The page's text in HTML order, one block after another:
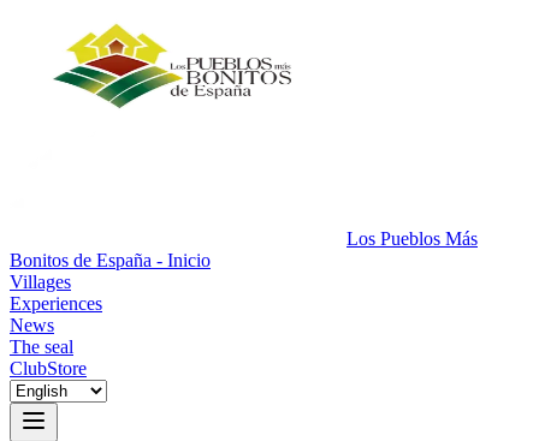
Los Pueblos Más
Bonitos de España - Inicio
Villages
Experiences
News
The seal
ClubStore